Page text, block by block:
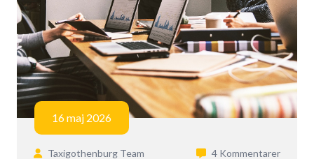
16 maj 2026
Taxigothenburg Team 4 Kommentarer